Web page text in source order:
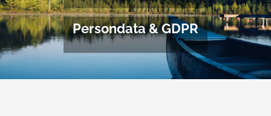
Persondata & GDPR